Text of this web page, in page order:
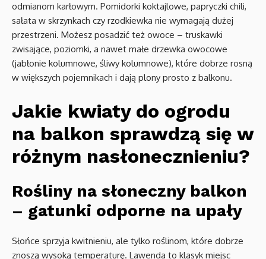
odmianom karłowym. Pomidorki koktajlowe, papryczki chili,
sałata w skrzynkach czy rzodkiewka nie wymagają dużej
przestrzeni. Możesz posadzić też owoce – truskawki
zwisające, poziomki, a nawet małe drzewka owocowe
(jabłonie kolumnowe, śliwy kolumnowe), które dobrze rosną
w większych pojemnikach i dają plony prosto z balkonu.
Jakie kwiaty do ogrodu
na balkon sprawdzą się w
różnym nasłonecznieniu?
Rośliny na słoneczny balkon
– gatunki odporne na upały
Słońce sprzyja kwitnieniu, ale tylko roślinom, które dobrze
znoszą wysoką temperaturę. Lawenda to klasyk miejsc